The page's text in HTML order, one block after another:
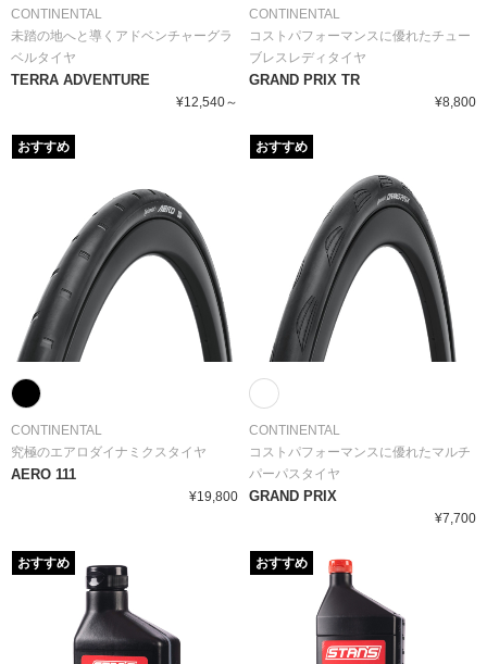
CONTINENTAL
未踏の地へと導くアドベンチャーグラ
ベルタイヤ
TERRA ADVENTURE
¥12,540～
CONTINENTAL
コストパフォーマンスに優れたチュー
ブレスレディタイヤ
GRAND PRIX TR
¥8,800
CONTINENTAL
究極のエアロダイナミクスタイヤ
AERO 111
¥19,800
おすすめ
CONTINENTAL
コストパフォーマンスに優れたマルチ
パーパスタイヤ
GRAND PRIX
¥7,700
おすすめ
おすすめ おすすめ